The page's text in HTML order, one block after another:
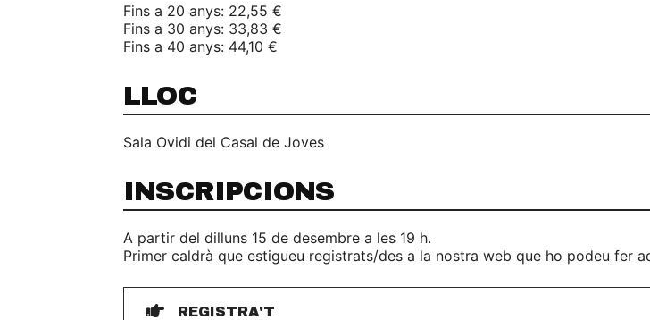
Fins a 20 anys: 22,55 €
Fins a 30 anys: 33,83 €
Fins a 40 anys: 44,10 €
LLOC
Sala Ovidi del Casal de Joves
INSCRIPCIONS
A partir del dilluns 15 de desembre a les 19 h.
Primer caldrà que estigueu registrats/des a la nostra web que ho podeu fer
REGISTRA'T